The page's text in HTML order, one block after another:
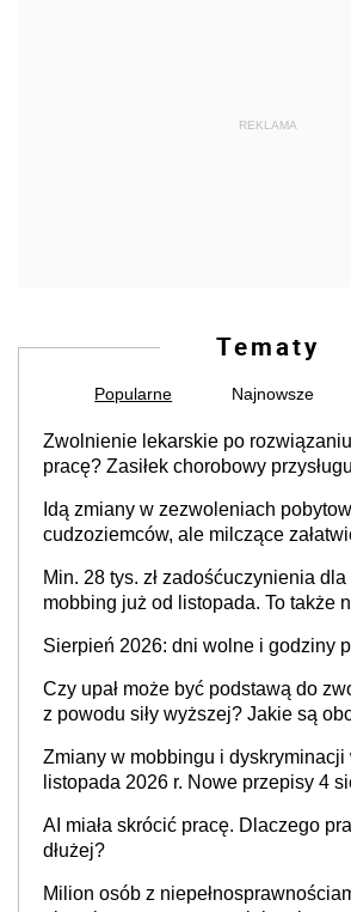
REKLAMA
Tematy
Popularne Najnowsze
Zwolnienie lekarskie po
pracę? Zasiłek chorobowy
stosunku pracy
Idą zmiany w zezwoleniach
cudzoziemców, ale milczące
Min. 28 tys. zł zadośćuczynienia
mobbing już od listopada. To także
Sierpień 2026: dni wolne i godziny
Czy upał może być podstawą do
z powodu siły wyższej? Jakie są
Zmiany w mobbingu i dyskryminacji
listopada 2026 r. Nowe przepisy 4
AI miała skrócić pracę. Dlaczego
dłużej?
Milion osób z